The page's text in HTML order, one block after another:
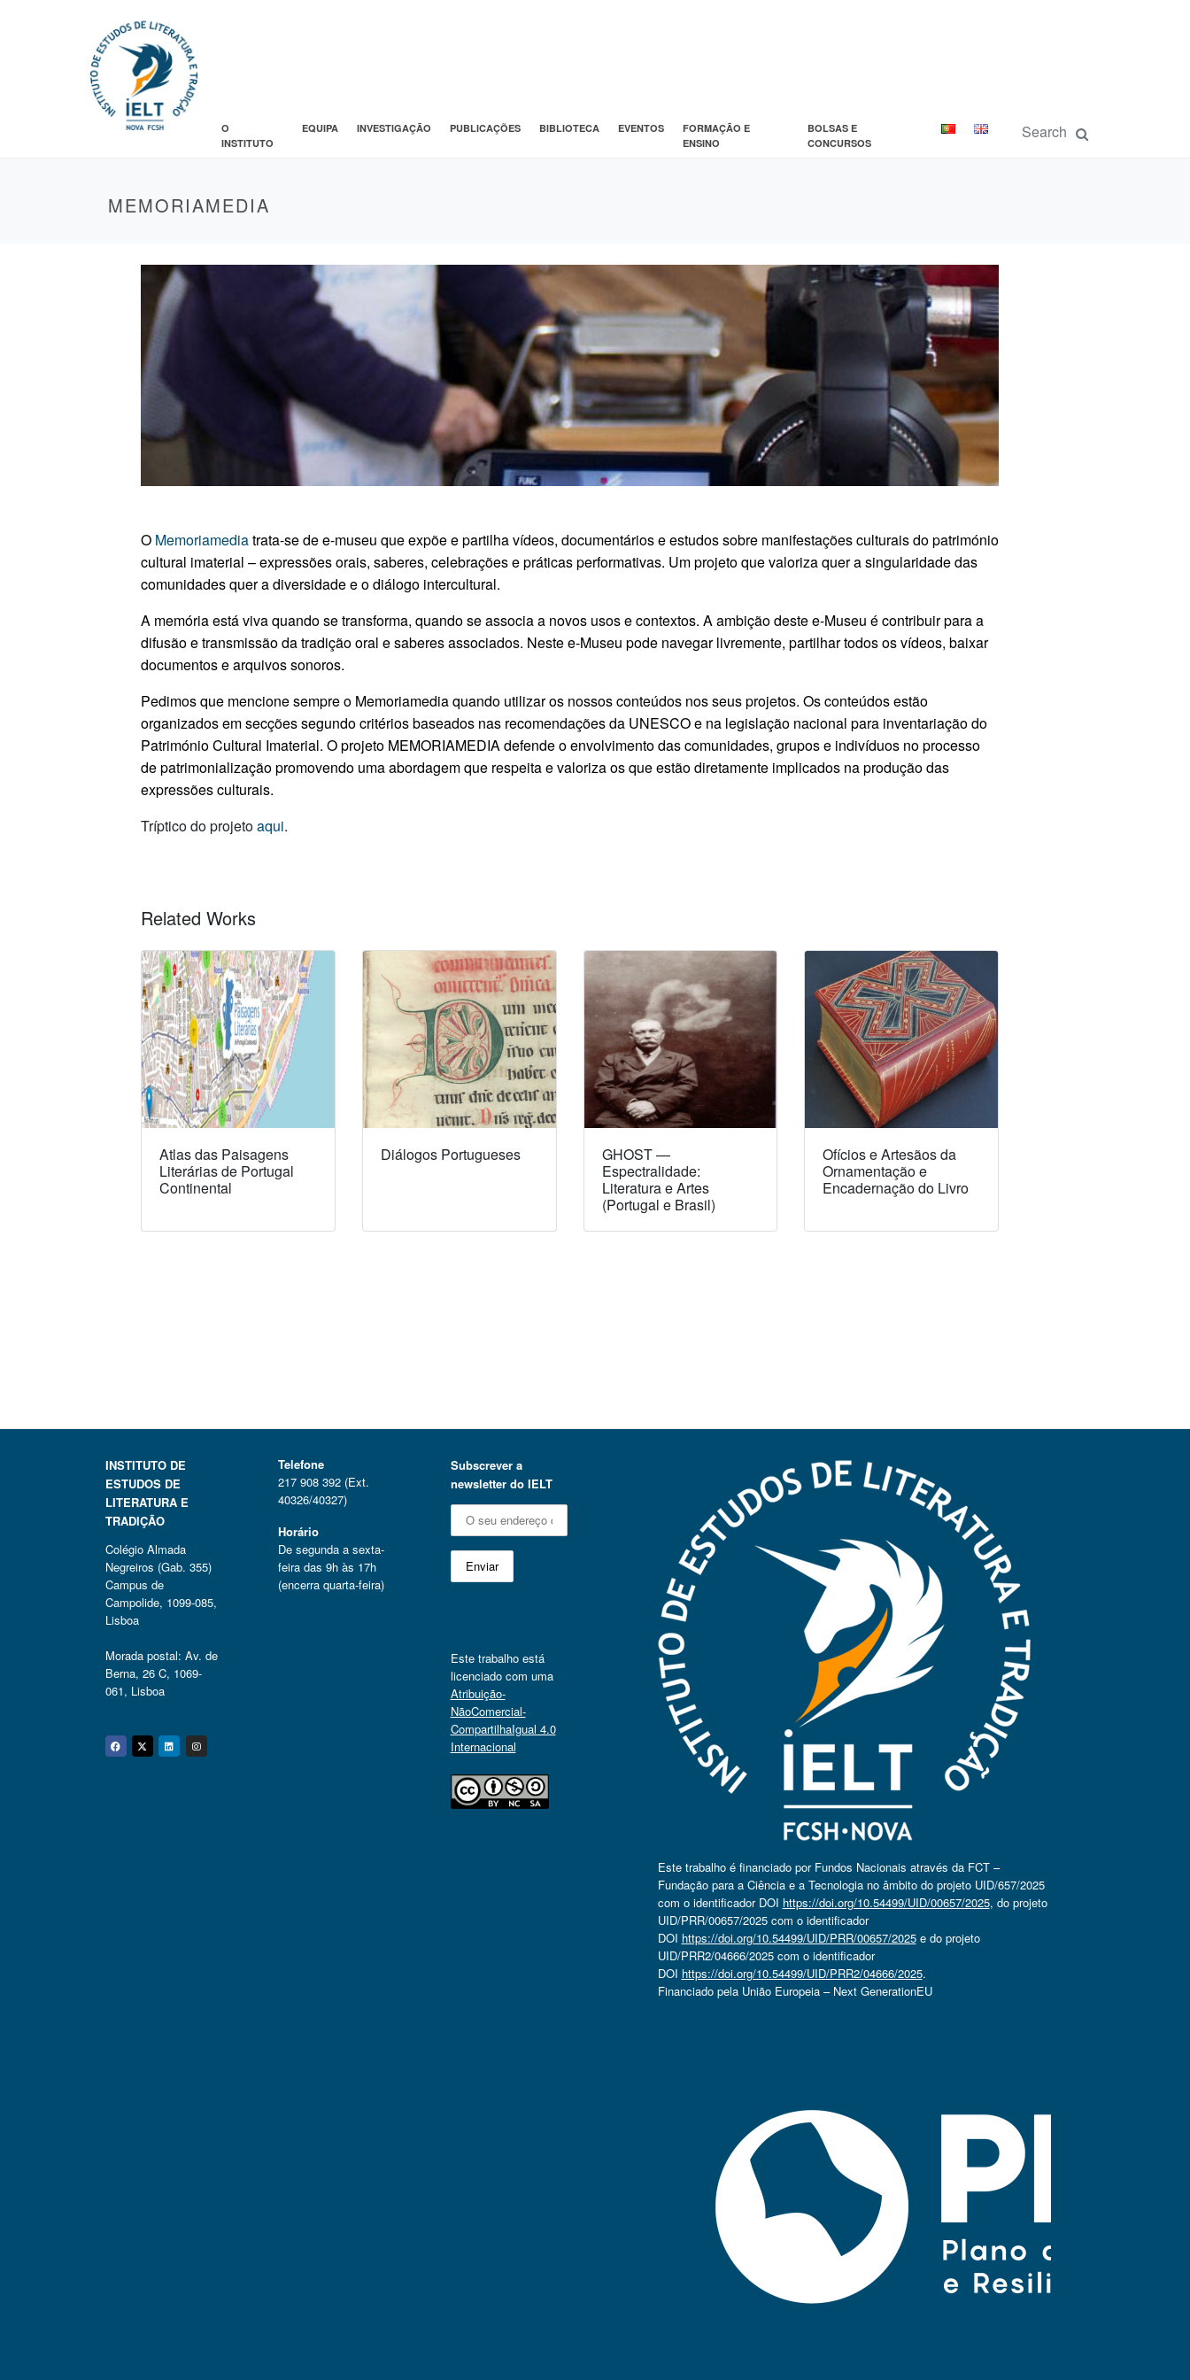
O
INSTITUTO
EQUIPA INVESTIGAÇÃO PUBLICAÇÕES BIBLIOTECA EVENTOS
FORMAÇÃO E
ENSINO
BOLSAS E
CONCURSOS
MEMORIAMEDIA
O Memoriamediatrata-se de e-museu que expõe e partilha vídeos, documentários e estudos sobre manifestações culturais do património
cultural imaterial – expressões orais, saberes, celebrações e práticas performativas. Um projeto que valoriza quer a singularidade das
comunidades quer a diversidade e o diálogo intercultural.
A memória está viva quando se transforma, quando se associa a novos usos e contextos. A ambição deste e-Museu é contribuir para a
difusão e transmissão da tradição oral e saberes associados. Neste e-Museu pode navegar livremente, partilhar todos os vídeos, baixar
documentos e arquivos sonoros.
Pedimos que mencione sempre o Memoriamedia quando utilizar os nossos conteúdos nos seus projetos. Os conteúdos estão
organizados em secções segundo critérios baseados nas recomendações da UNESCO e na legislação nacional para inventariação do
Património Cultural Imaterial. O projeto MEMORIAMEDIA defende o envolvimento das comunidades, grupos e indivíduos no processo
de patrimonialização promovendo uma abordagem que respeita e valoriza os que estão diretamente implicados na produção das
expressões culturais.
Tríptico do projetoaqui.
Related Works
Atlas das Paisagens
Literárias de Portugal
Continental
Diálogos Portugueses
GHOST —
Espectralidade:
Literatura e Artes
(Portugal e Brasil)
Ofícios e Artesãos da
Ornamentação e
Encadernação do Livro
INSTITUTO DE
ESTUDOS DE
LITERATURA E
TRADIÇÃO
Colégio Almada
Negreiros (Gab. 355)
Campus de
Campolide, 1099-085,
Lisboa
Morada postal: Av. de
Berna, 26 C, 1069-
061, Lisboa
Facebook
Twitter
Linkedin
Instagram
Telefone
217 908 392 (Ext.
40326/40327)
Horário
De segunda a sexta-
feira das 9h às 17h
(encerra quarta-feira)
Subscrever a
newsletter do IELT
Este trabalho está
licenciado com uma
Atribuição-
NãoComercial-
CompartilhaIgual 4.0
Internacional
Este trabalho é financiado por Fundos Nacionais através da FCT –
Fundação para a Ciência e a Tecnologia no âmbito do projeto UID/657/2025
com o identificador DOI https://doi.org/10.54499/UID/00657/2025, do projeto
UID/PRR/00657/2025 com o identificador
DOI https://doi.org/10.54499/UID/PRR/00657/2025e do projeto
UID/PRR2/04666/2025 com o identificador
DOI https://doi.org/10.54499/UID/PRR2/04666/2025.
Financiado pela União Europeia – Next GenerationEU